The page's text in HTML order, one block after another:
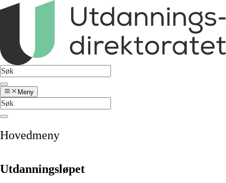
Meny
Hovedmeny
Utdanningsløpet